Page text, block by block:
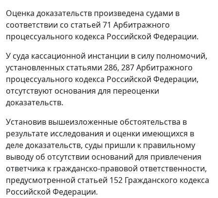
Оценка доказательств произведена судами в
соответствии со статьей 71 Арбитражного
процессуального кодекса Российской Федерации.
У суда кассационной инстанции в силу полномочий,
установленных статьями 286, 287Арбитражного
процессуального кодекса Российской Федерации,
отсутствуют основания для переоценки
доказательств.
Установив вышеизложенные обстоятельства в
результате исследования и оценки имеющихся в
деле доказательств, суды пришли к правильному
выводу об отсутствии оснований для привлечения
ответчика к гражданско-правовой ответственности,
предусмотренной статьей 152 Гражданского кодекса
Российской Федерации.